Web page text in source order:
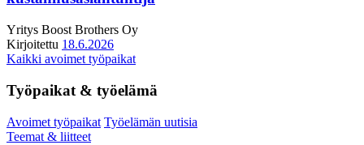
Yritys Boost Brothers Oy
Kirjoitettu 18.6.2026
Kaikki avoimet työpaikat
Työpaikat & työelämä
Avoimet työpaikat Työelämän uutisia
Teemat & liitteet